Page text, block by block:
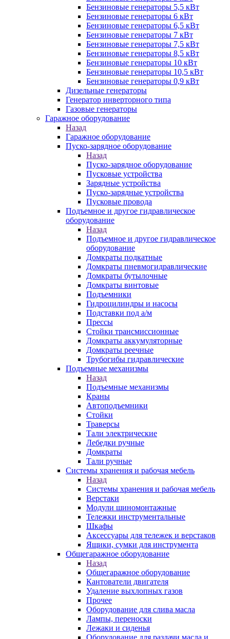
Бензиновые генераторы 5,5 кВт
Бензиновые генераторы 6 кВт
Бензиновые генераторы 6,5 кВт
Бензиновые генераторы 7 кВт
Бензиновые генераторы 7,5 кВт
Бензиновые генераторы 8,5 кВт
Бензиновые генераторы 10 кВт
Бензиновые генераторы 10,5 кВт
Бензиновые генераторы 0,9 кВт
Дизельные генераторы
Генератор инверторного типа
Газовые генераторы
Гаражное оборудование
Назад
Гаражное оборудование
Пуско-зарядное оборудование
Назад
Пуско-зарядное оборудование
Пусковые устройства
Зарядные устройства
Пуско-зарядные устройства
Пусковые провода
Подъемное и другое гидравлическое
оборудование
Назад
Подъемное и другое гидравлическое
оборудование
Домкраты подкатные
Домкраты пневмогидравлические
Домкраты бутылочные
Домкраты винтовые
Подъемники
Гидроцилиндры и насосы
Подставки под а/м
Прессы
Стойки трансмиссионные
Домкраты аккумуляторные
Домкраты реечные
Трубогибы гидравлические
Подъемные механизмы
Назад
Подъемные механизмы
Краны
Автоподъемники
Стойки
Траверсы
Тали электрические
Лебедки ручные
Домкраты
Тали ручные
Системы хранения и рабочая мебель
Назад
Системы хранения и рабочая мебель
Верстаки
Модули шиномонтажные
Тележки инструментальные
Шкафы
Аксессуары для тележек и верстаков
Ящики, сумки для инструмента
Общегаражное оборудование
Назад
Общегаражное оборудование
Кантователи двигателя
Удаление выхлопных газов
Прочее
Оборудование для слива масла
Лампы, переноски
Лежаки и сиденья
Оборудование для раздачи масла и